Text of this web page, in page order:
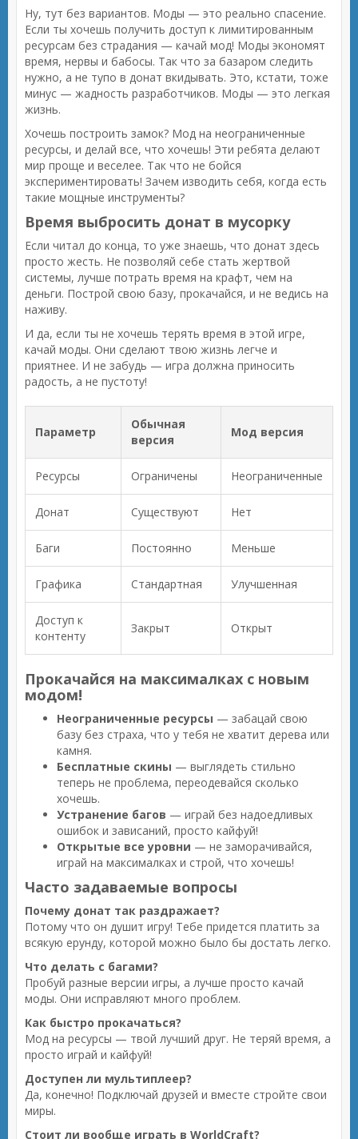
Ну, тут без вариантов. Моды — это реально спасение.
Если ты хочешь получить доступ к лимитированным
ресурсам без страдания — качай мод! Моды экономят
время, нервы и бабосы. Так что за базаром следить
нужно, а не тупо в донат вкидывать. Это, кстати, тоже
минус — жадность разработчиков. Моды — это легкая
жизнь.
Хочешь построить замок? Мод на неограниченные
ресурсы, и делай все, что хочешь! Эти ребята делают
мир проще и веселее. Так что не бойся
экспериментировать! Зачем изводить себя, когда есть
такие мощные инструменты?
Время выбросить донат в мусорку
Если читал до конца, то уже знаешь, что донат здесь
просто жесть. Не позволяй себе стать жертвой
системы, лучше потрать время на крафт, чем на
деньги. Построй свою базу, прокачайся, и не ведись на
наживу.
И да, если ты не хочешь терять время в этой игре,
качай моды. Они сделают твою жизнь легче и
приятнее. И не забудь — игра должна приносить
радость, а не пустоту!
Параметр
Обычная
версия
Мод версия
Ресурсы Ограничены Неограниченные
Донат Существуют Нет
Баги Постоянно Меньше
Графика Стандартная Улучшенная
Доступ к
контенту
Закрыт Открыт
Прокачайся на максималках с новым
модом!
Неограниченные ресурсы — забацай свою
базу без страха, что у тебя не хватит дерева или
камня.
Бесплатные скины — выглядеть стильно
теперь не проблема, переодевайся сколько
хочешь.
Устранение багов — играй без надоедливых
ошибок и зависаний, просто кайфуй!
Открытые все уровни — не заморачивайся,
играй на максималках и строй, что хочешь!
Часто задаваемые вопросы
Почему донат так раздражает?
Потому что он душит игру! Тебе придется платить за
всякую ерунду, которой можно было бы достать легко.
Что делать с багами?
Пробуй разные версии игры, а лучше просто качай
моды. Они исправляют много проблем.
Как быстро прокачаться?
Мод на ресурсы — твой лучший друг. Не теряй время, а
просто играй и кайфуй!
Доступен ли мультиплеер?
Да, конечно! Подключай друзей и вместе стройте свои
миры.
Стоит ли вообще играть в WorldCraft?